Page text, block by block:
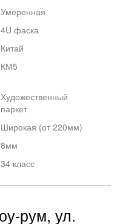
Умеренная
4U фаска
Китай
КМ5
Художественный
паркет
Широкая (от 220мм)
8мм
34 класс
рум, ул.